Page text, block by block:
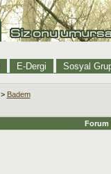
E-Dergi Sosyal
> Badem
Forum